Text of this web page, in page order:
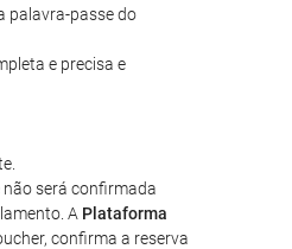
palavra-passe do
e precisa e
será confirmada
A Plataforma
confirma a reserva